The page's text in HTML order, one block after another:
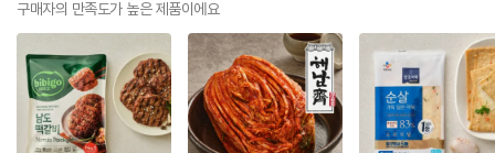
구매자의 만족도가 높은 제품이에요